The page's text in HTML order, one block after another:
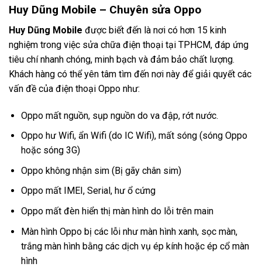
Huy Dũng Mobile – Chuyên sửa Oppo
Huy Dũng Mobile được biết đến là nơi có hơn 15 kinh
nghiệm trong việc sửa chữa điện thoại tại TPHCM, đáp ứng
tiêu chí nhanh chóng, minh bạch và đảm bảo chất lượng.
Khách hàng có thể yên tâm tìm đến nơi này để giải quyết các
vấn đề của điện thoại Oppo như:
Oppo mất nguồn, sụp nguồn do va đập, rớt nước.
Oppo hư Wifi, ẩn Wifi (do IC Wifi), mất sóng (sóng Oppo
hoặc sóng 3G)
Oppo không nhận sim (Bị gãy chân sim)
Oppo mất IMEI, Serial, hư ổ cứng
Oppo mất đèn hiển thị màn hình do lỗi trên main
Màn hình Oppo bị các lỗi như màn hình xanh, sọc màn,
trắng màn hình bằng các dịch vụ ép kính hoặc ép cổ màn
hình